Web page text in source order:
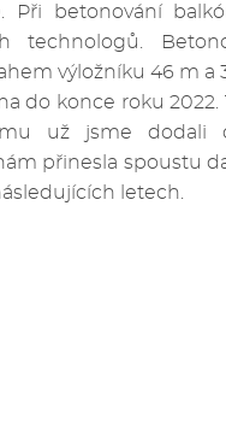
Při betonování
technologů.
výložníku 46 m a
do konce roku
už jsme dodali
přinesla spoustu
letech.